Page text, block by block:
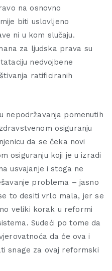
na osnovno
biti uslovljeno
ni u kom slučaju.
za ljudska prava su
nedvojbene
ratificiranih
nepodržavanja pomenutih
osiguranju
da se čeka novi
osiguranju koji je u izradi
usvajanje i stoga ne
problema – jasno
to desiti vrlo mala, jer se
veliki korak u reformi
Sudeći po tome da
da će ova i
snage za ovaj reformski